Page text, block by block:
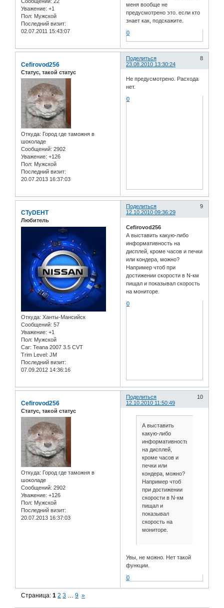
Уважение: +1
Пол: Мужской
Последний визит:
02.07.2011 15:43:07
меня вообще не
предусмотрено это. если кто
знает как, подскажите.
0
Поделиться
8
23.08.2010 13:30:24
Cefirovod256
Статус, такой статус
Откуда: Город где таможня в
шоколаде
Сообщений: 2902
Уважение: +126
Пол: Мужской
Последний визит:
20.07.2013 16:37:03
Не предусмотрено. Расхода
нет.
0
Поделиться
9
12.10.2010 09:36:29
CTyDEHT
Любитель
Откуда: Ханты-Мансийск
Сообщений: 57
Уважение: +1
Пол: Мужской
Car: Teana 2007 3.5 CVT
Trim Level: JM
Последний визит:
07.09.2012 14:36:16
Cefirovod256
А выставить какую-либо
информативность на
дисплей, кроме часов и печки
или кондера, можно?
Например чтоб при
достижении скорости в N-км
пищал и показывал скорость
на мониторе.
0
Поделиться
10
12.10.2010 11:50:49
Cefirovod256
Статус, такой статус
Откуда: Город где таможня в
шоколаде
Сообщений: 2902
Уважение: +126
Пол: Мужской
Последний визит:
20.07.2013 16:37:03
А выставить
какую-либо
информативность
на дисплей,
кроме часов и
печки или
кондера, можно?
Например чтоб
при достижении
скорости в N-км
пищал и
показывал
скорость на
мониторе.
Увы, не можно. Нет такой
функции.
0
Страница:1 2 3 9 »